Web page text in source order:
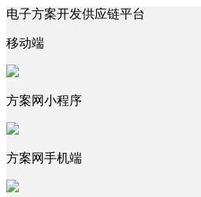
电子方案开发供应链平台
移动端
方案网小程序
方案网手机端